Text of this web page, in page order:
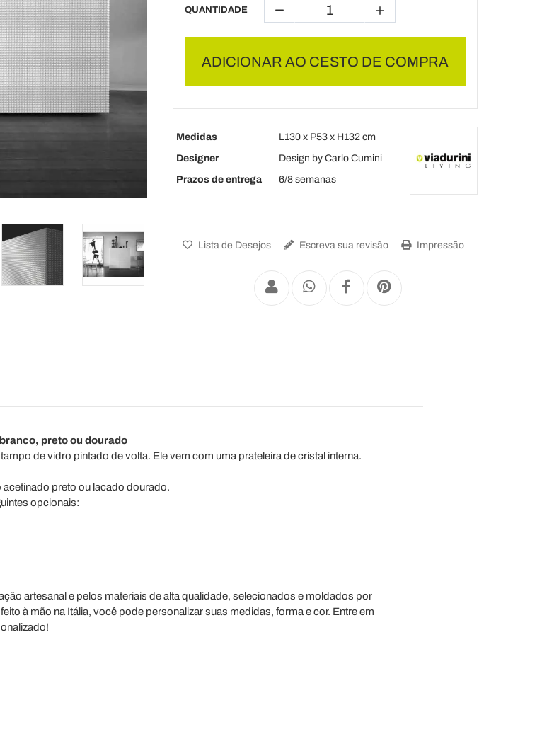
QUANTIDADE
ADICIONAR AO CESTO DE COMPRA
Medidas
L130 x P53 x H132 cm
Designer
Design by Carlo Cumini
Prazos de entrega
6/8 semanas
Lista de Desejos Escreva sua revisão Impressão
preto ou dourado
de vidro pintado de volta. Ele vem com uma prateleira de cristal interna.
preto ou lacado dourado.
opcionais:
artesanal e pelos materiais de alta qualidade, selecionados e moldados por
à mão na Itália, você pode personalizar suas medidas, forma e cor. Entre em